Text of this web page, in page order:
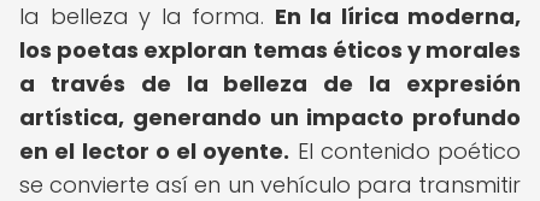
la belleza y la forma. En la lírica moderna,
los poetas exploran temas éticos y morales
a través de la belleza de la expresión
artística, generando un impacto profundo
en el lector o el oyente. El contenido poético
se convierte así en un vehículo para transmitir